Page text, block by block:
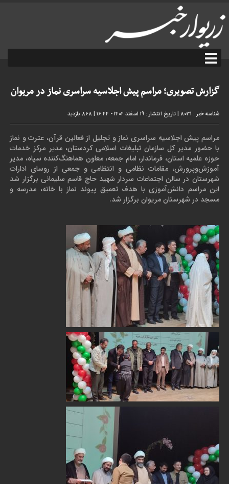
گزارش تصویری؛ مراسم پیش اجلاسیه سراسری نماز در مریوان
شناسه خبر : 8031 |تاریخ انتشار : ۱۹ اسفند ۱۴۰۲ - ۱۶:۴۴ | 868 بازدید
مراسم پیش اجلاسیه سراسری نماز و تجلیل از فعالین قرآن، عترت و نماز
با حضور مدیر کل سازمان‌ تبلیغات اسلامی کردستان، مدیر مرکز خدمات
حوزه علمیه استان، فرماندار، امام جمعه، معاون هماهنگ‌کننده سپاه، مدیر
آموزش‌وپرورش، مقامات نظامی و انتظامی و جمعی از روسای ادارات
شهرستان در سالن‌ اجتماعات سردار شهید حاج قاسم سلیمانی برگزار شد
این مراسم دانش‌آموزی با هدف تعمیق پیوند نماز با خانه، مدرسه و
مسجد در شهرستان مریوان برگزار شد.